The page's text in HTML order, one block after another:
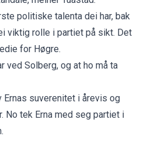
politiske talenta dei har, bak
viktig rolle i partiet på sikt. Det
for Høgre.
ved Solberg, og at ho må ta
Ernas suverenitet i årevis og
No tek Erna med seg partiet i